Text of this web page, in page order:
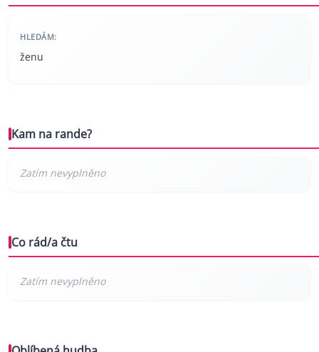
HLEDÁM:
ženu
Kam na rande?
Co rád/a čtu